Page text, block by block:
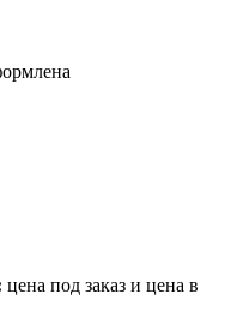
цена под заказ и цена в